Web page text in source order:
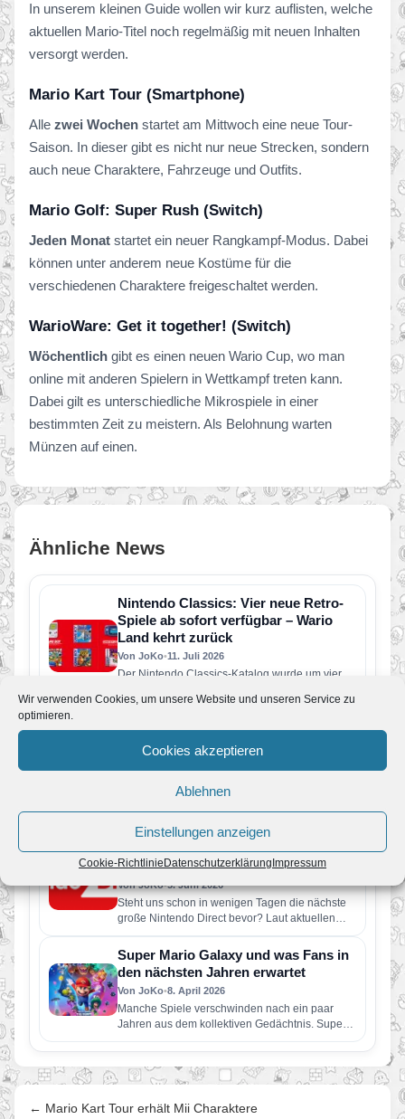
Wir verwenden Cookies, um unsere Website und unseren Service zu
optimieren.
Cookies akzeptieren
Ablehnen
Einstellungen anzeigen
Cookie-Richtlinie Datenschutzerklärung Impressum
In unserem kleinen Guide wollen wir kurz auflisten, welche
aktuellen Mario-Titel noch regelmäßig mit neuen Inhalten
versorgt werden.
Mario Kart Tour (Smartphone)
Alle zwei Wochen startet am Mittwoch eine neue Tour-
Saison. In dieser gibt es nicht nur neue Strecken, sondern
auch neue Charaktere, Fahrzeuge und Outfits.
Mario Golf: Super Rush (Switch)
Jeden Monat startet ein neuer Rangkampf-Modus. Dabei
können unter anderem neue Kostüme für die
verschiedenen Charaktere freigeschaltet werden.
WarioWare: Get it together! (Switch)
Wöchentlich gibt es einen neuen Wario Cup, wo man
online mit anderen Spielern in Wettkampf treten kann.
Dabei gilt es unterschiedliche Mikrospiele in einer
bestimmten Zeit zu meistern. Als Belohnung warten
Münzen auf einen.
Ähnliche News
Nintendo Classics: Vier neue Retro-
Spiele ab sofort verfügbar – Wario
Land kehrt zurück
Von JoKo•11. Juli 2026
Der Nintendo Classics-Katalog wurde um vier
sind die folgenden Spiele: Wario Land: Super…
Direct erscheint am Dienstag, den 9.
Der rund 50-minütige Livestream enthält
vorwiegend Informationen zu Spielen, die
dieses Jahr für Nintendo Switch 2 und Nintendo
Switch erscheinen…
Gerücht: Neue Nintendo Direct findet
im Juni 2026 statt
Von JoKo•5. Juni 2026
Steht uns schon in wenigen Tagen die nächste
große Nintendo Direct bevor? Laut aktuellen
Berichten soll Nintendo bereits…
Super Mario Galaxy und was Fans in
den nächsten Jahren erwartet
Von JoKo•8. April 2026
Manche Spiele verschwinden nach ein paar
Jahren aus dem kollektiven Gedächtnis. Super
Mario Galaxy nicht. Erschienen im November…
← Mario Kart Tour erhält Mii Charaktere